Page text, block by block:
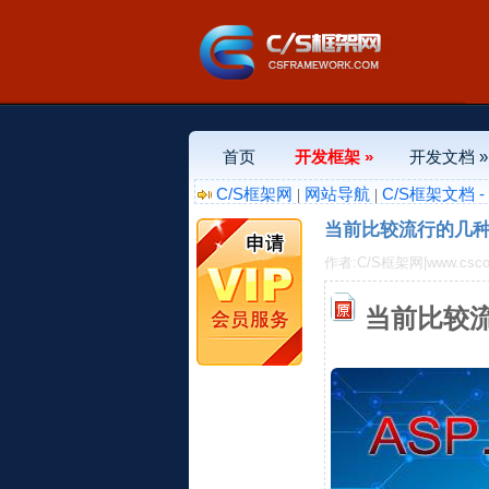
首页 开发框架 »
开发文档 »
C/S框架网 | 网站导航 | C/S框架文档 -
当前比较流行的几
作者:C/S框架网
当前比较